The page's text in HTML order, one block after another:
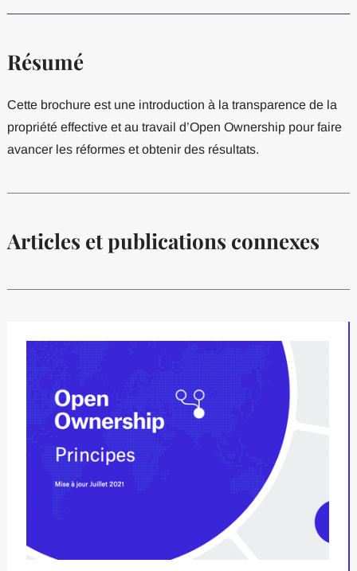
Résumé
Cette brochure est une introduction à la transparence de la
propriété effective et au travail d’Open Ownership pour faire
avancer les réformes et obtenir des résultats.
Articles et publications connexes